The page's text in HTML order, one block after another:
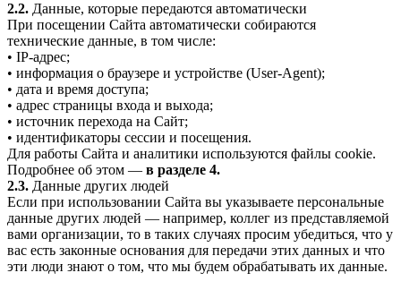
2.2. Данные, которые передаются автоматически
При посещении Сайта автоматически собираются
технические данные, в том числе:
• IP-адрес;
• информация о браузере и устройстве (User-Agent);
• дата и время доступа;
• адрес страницы входа и выхода;
• источник перехода на Сайт;
• идентификаторы сессии и посещения.
Для работы Сайта и аналитики используются файлы cookie.
Подробнее об этом — в разделе 4.
2.3. Данные других людей
Если при использовании Сайта вы указываете персональные
данные других людей — например, коллег из представляемой
вами организации, то в таких случаях просим убедиться, что у
вас есть законные основания для передачи этих данных и что
эти люди знают о том, что мы будем обрабатывать их данные.